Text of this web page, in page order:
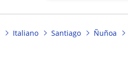
Italiano Santiago Ñuñoa